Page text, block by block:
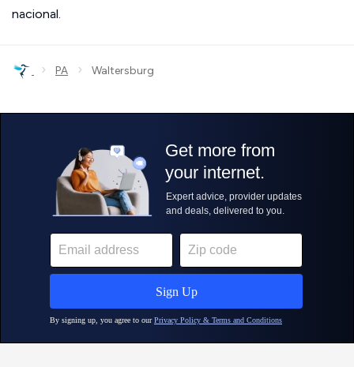
nacional.
› PA › Waltersburg